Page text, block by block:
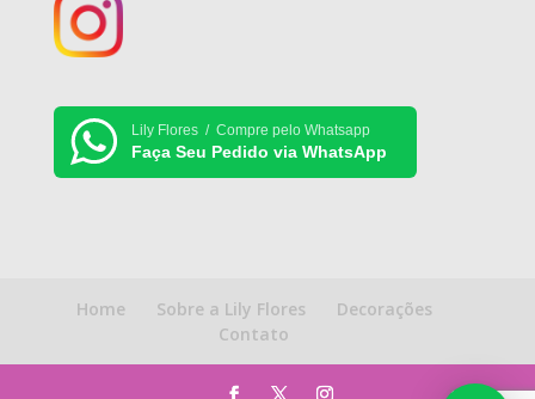
Lily Flores / Compre pelo Whatsapp
Faça Seu Pedido via WhatsApp
Home Sobre a Lily Flores
Decorações
Contato